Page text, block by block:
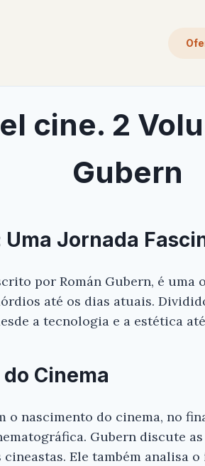
cine. 2
Gubern
Jornada
por Román Gubern, é
até os dias atuais.
a tecnologia e a estética
Cinema
o nascimento do cinema, no
Gubern discute
Ele também analisa